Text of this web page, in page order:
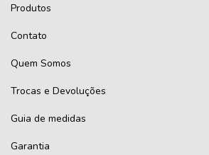
Produtos
Contato
Quem Somos
Trocas e Devoluções
Guia de medidas
Garantia